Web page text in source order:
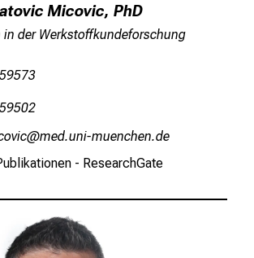
Micovic, PhD
der Werkstoffkundeforschung
vim fulrvfiuyziu-mi
- ResearchGate